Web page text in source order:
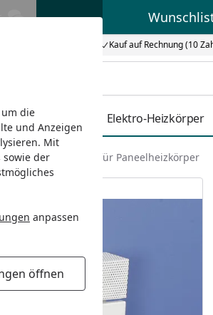
die
und Anzeigen
Mit
sowie der
anpassen
öffnen
Kauf auf Rechnung (10
Wunschliste
Duschkabinen Elektro-Heizkörper
gerade für Paneelheizkörper